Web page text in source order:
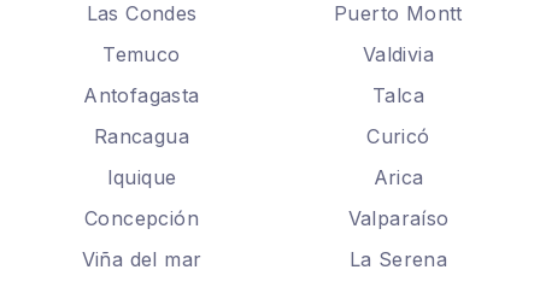
Las Condes
Puerto Montt
Temuco
Valdivia
Antofagasta
Talca
Rancagua
Curicó
Iquique
Arica
Concepción
Valparaíso
Viña del mar
La Serena